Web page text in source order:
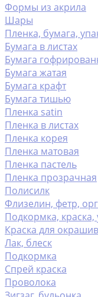
Формы из акрила
Шары
Пленка, бумага,
Бумага в листах
Бумага
Бумага жатая
Бумага крафт
Бумага тишью
Пленка satin
Пленка в листах
Пленка корея
Пленка матовая
Пленка пастель
Пленка прозрачная
Полисилк
Флизелин, фетр,
Подкормка,
Краска для
Лак, блеск
Подкормка
Спрей краска
Проволока